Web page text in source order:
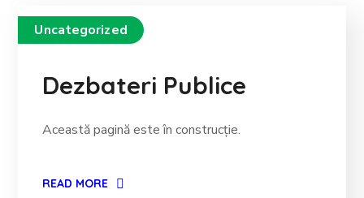
Uncategorized
Dezbateri Publice
Această pagină este în construcție.
READ MORE